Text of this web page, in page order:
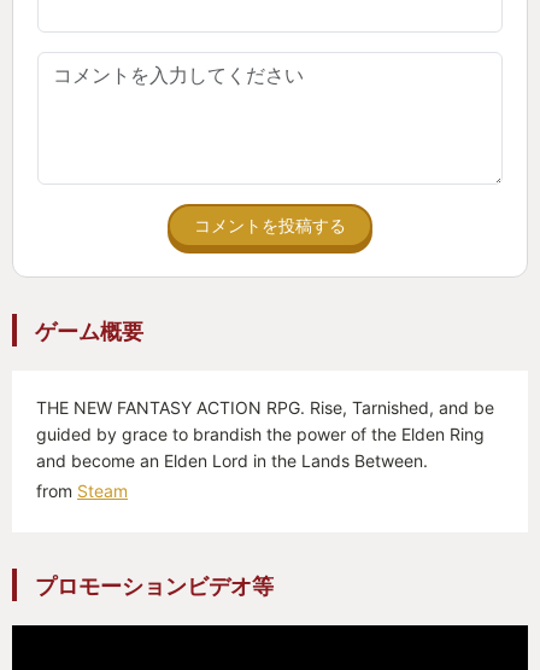
コメントを投稿する
ゲーム概要
THE NEW FANTASY ACTION RPG. Rise, Tarnished, and be
guided by grace to brandish the power of the Elden Ring
and become an Elden Lord in the Lands Between.
from Steam
プロモーションビデオ等